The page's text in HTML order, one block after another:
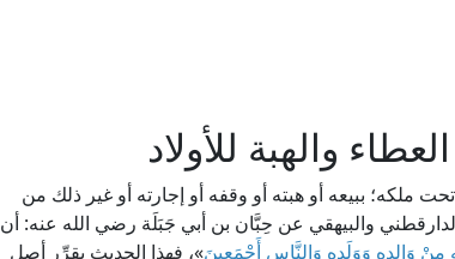
والهبة للأولاد
ملكه؛ ببيعه أو هبته أو وقفه أو إجارته أو غير ذلك من
والبيهقي عن حِبَّان بن أبي جَبَلَة رضي الله عنه: أن
مِنْ وَالِدِهِ وَوَلَدِهِ وَالنَّاسِ أَجْمَعِينَ»، فهذا الحديث يقرِّر أصل